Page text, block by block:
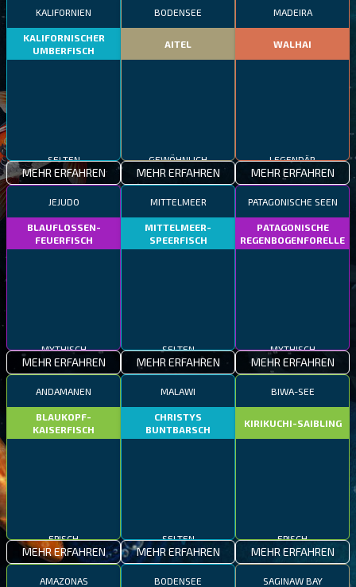
KALIFORNIEN
KALIFORNISCHER
UMBERFISCH
MEHR ERFAHREN
BODENSEE
AITEL
MEHR ERFAHREN
MADEIRA
WALHAI
LEGENDÄR
MEHR ERFAHREN
JEJUDO
BLAUFLOSSEN-
FEUERFISCH
MYTHISCH
MEHR ERFAHREN
MITTELMEER
MITTELMEER-
SPEERFISCH
SELTEN
MEHR ERFAHREN
PATAGONISCHE SEEN
PATAGONISCHE
REGENBOGENFORELLE
MYTHISCH
MEHR ERFAHREN
ANDAMANEN
BLAUKOPF-
KAISERFISCH
EPISCH
MEHR ERFAHREN
MALAWI
CHRISTYS
BUNTBARSCH
SELTEN
MEHR ERFAHREN
BIWA-SEE
KIRIKUCHI-SAIBLING
EPISCH
MEHR ERFAHREN
AMAZONAS BODENSEE SAGINAW BAY